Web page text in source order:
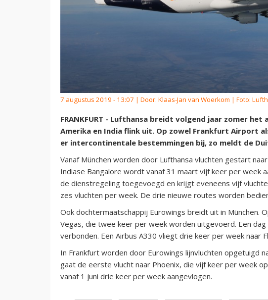
7 augustus 2019 - 13:07 | Door: Klaas-Jan van Woerkom | Foto:
FRANKFURT - Lufthansa breidt volgend jaar zomer
Amerika en India flink uit. Op zowel Frankfurt Airport
er intercontinentale bestemmingen bij, zo meldt de
Vanaf München worden door Lufthansa vluchten gestart
Indiase Bangalore wordt vanaf 31 maart vijf keer per week
de dienstregeling toegevoegd en krijgt eveneens vijf
zes vluchten per week. De drie nieuwe routes worden
Ook dochtermaatschappij Eurowings breidt uit in München.
Vegas, die twee keer per week worden uitgevoerd. Een
verbonden. Een Airbus A330 vliegt drie keer per week naar
In Frankfurt worden door Eurowings lijnvluchten opgetuigd
gaat de eerste vlucht naar Phoenix, die vijf keer per week
vanaf 1 juni drie keer per week aangevlogen.